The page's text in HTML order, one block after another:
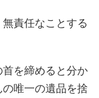
責任なことする
を締めると分か
唯一の遺品を捨